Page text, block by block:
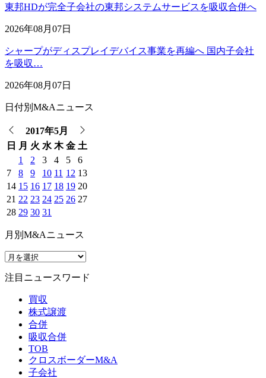
東邦HDが完全子会社の東邦システムサービスを吸収合併へ
2026年08月07日
シャープがディスプレイデバイス事業を再編へ 国内子会社
を吸収…
2026年08月07日
日付別M&Aニュース
2017年5月
日
月 火 水 木 金 土
1
2 3 4 5
6
7
8 9 10 11 12 13
14 15 16 17 18 19 20
21 22 23 24 25 26 27
28 29 30 31
月別M&Aニュース
注目ニュースワード
買収
株式譲渡
合併
吸収合併
TOB
クロスボーダーM&A
子会社